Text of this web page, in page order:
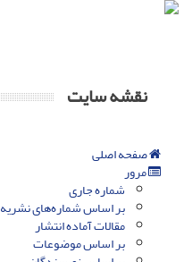
نقشه سایت
صفحه اصلی
مرور
شماره جاری
بر اساس شماره‌های نشریه
مقالات آماده انتشار
بر اساس موضوعات